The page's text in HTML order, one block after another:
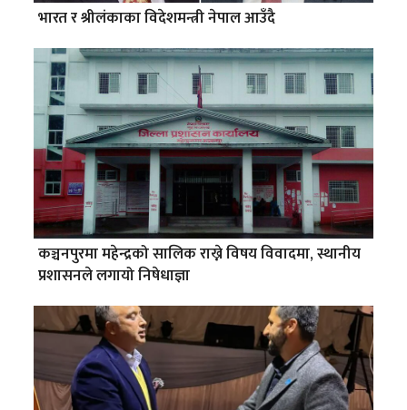
भारत र श्रीलंकाका विदेशमन्त्री नेपाल आउँदै
कञ्चनपुरमा महेन्द्रको सालिक राख्ने विषय विवादमा, स्थानीय
प्रशासनले लगायो निषेधाज्ञा